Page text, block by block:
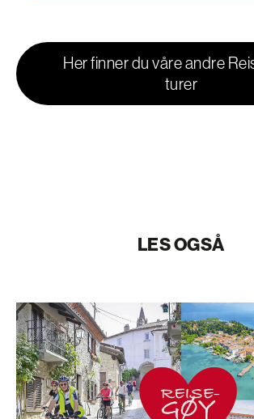
Her finner du våre andre
turer
LES OGSÅ